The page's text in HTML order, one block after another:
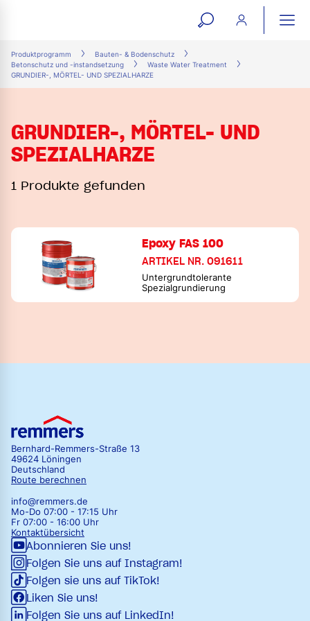
open
Produktprogramm
Bauten- & Bodenschutz
Betonschutz und -instandsetzung
Waste Water Treatment
GRUNDIER-, MÖRTEL- UND SPEZIALHARZE
GRUNDIER-, MÖRTEL- UND
SPEZIALHARZE
1 Produkte gefunden
Epoxy FAS 100
ARTIKEL NR. 091611
Untergrundtolerante
Spezialgrundierung
Bernhard-Remmers-Straße 13
49624 Löningen
Deutschland
Route berechnen
info@remmers.de
Mo-Do 07:00 - 17:15 Uhr
Fr 07:00 - 16:00 Uhr
Kontaktübersicht
Abonnieren Sie uns!
Folgen Sie uns auf Instagram!
Folgen sie uns auf TikTok!
Liken Sie uns!
Folgen Sie uns auf LinkedIn!